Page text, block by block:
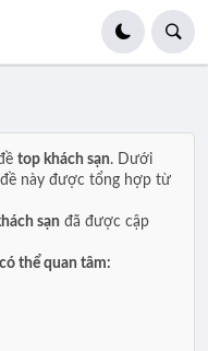
top khách sạn. Dưới
này được tổng hợp từ
sạn đã được cập
thể quan tâm: